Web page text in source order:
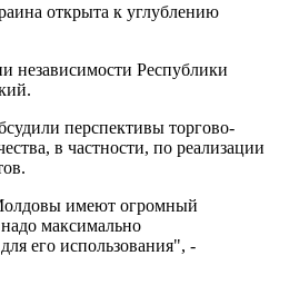
открыта к углублению
независимости Республики
перспективы торгово-
в частности, по реализации
имеют огромный
максимально
его использования", -